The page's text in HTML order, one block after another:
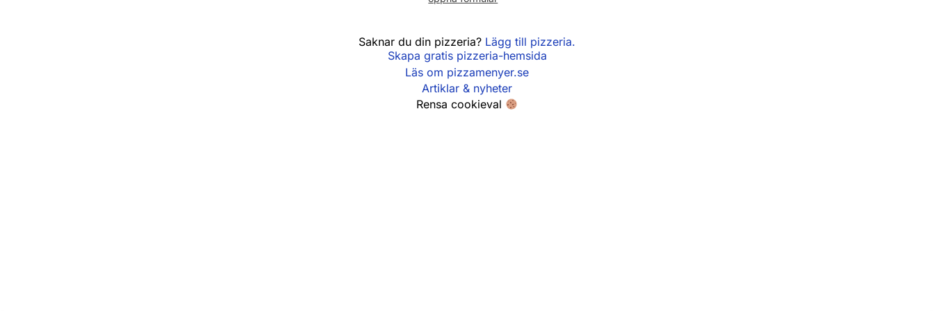
Saknar du din pizzeria? Lägg till pizzeria.
Skapa gratis pizzeria-hemsida
Läs om pizzamenyer.se
Artiklar & nyheter
Rensa cookieval